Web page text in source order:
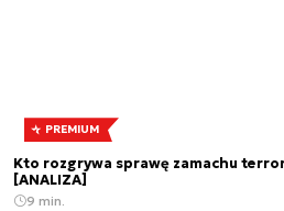
PREMIUM
Kto rozgrywa sprawę zamachu
[ANALIZA]
9 min.